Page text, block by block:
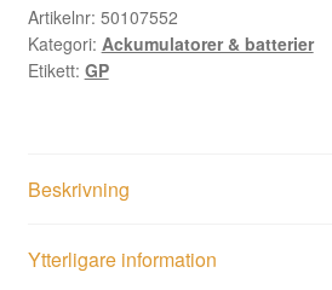
pack
mängd
Artikelnr: 50107552
Kategori: Ackumulatorer & batterier
Etikett: GP
Beskrivning
Ytterligare information